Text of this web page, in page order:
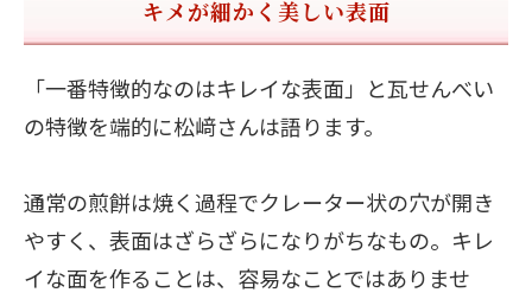
キメが細かく美しい表面
「一番特徴的なのはキレイな表面」と瓦せんべい
の特徴を端的に松﨑さんは語ります。
通常の煎餅は焼く過程でクレーター状の穴が開き
やすく、表面はざらざらになりがちなもの。キレ
イな面を作ることは、容易なことではありませ